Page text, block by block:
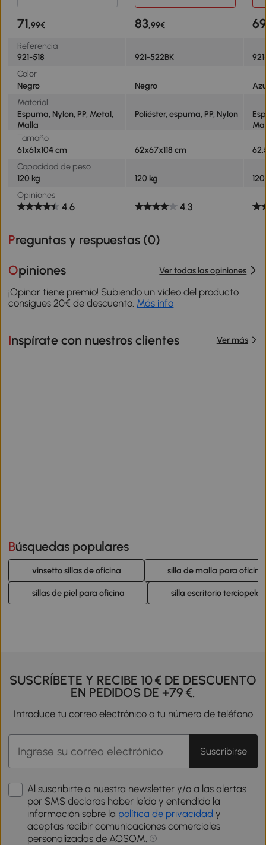
Soporte Lumbar y
Transpirable 61x61x94-104
Reposacabezas Regulable
Tapizado en Malla
71,99€ 83,99€
Referencia
921-518
921-522BK
Color
Negro
Negro
Material
Espuma, Nylon, PP, Metal,
Malla
Poliéster, espuma, PP, Nylon
Tamaño
61x61x104 cm
62x67x118 cm
Capacidad de peso
120 kg
120 kg
Opiniones
4.6 4.3
Preguntas y respuestas (0)
Opiniones Ver todas las opiniones
¡Opinar tiene premio! Subiendo un vídeo del producto
consigues 20€ de descuento. Más info
Inspírate con nuestros clientes Ver más
Búsquedas populares
vinsetto sillas de oficina silla de malla para oficina
sillas de piel para oficina silla escritorio terciopelo
SUSCRÍBETE Y RECIBE 10 € DE DESCUENTO
EN PEDIDOS DE +79 €.
Introduce tu correo electrónico o tu número de teléfono
Suscribirse
Al suscribirte a nuestra newsletter y/o a las alertas
por SMS declaras haber leído y entendido la
información sobre la política de privacidad y
aceptas recibir comunicaciones comerciales
personalizadas de AOSOM.